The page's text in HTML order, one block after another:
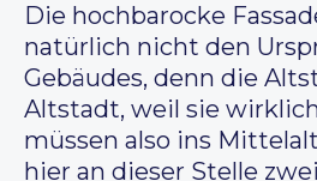
Die hochbarocke
natürlich nicht den
Gebäudes, denn die
Altstadt, weil sie
müssen also ins
hier an dieser Stelle